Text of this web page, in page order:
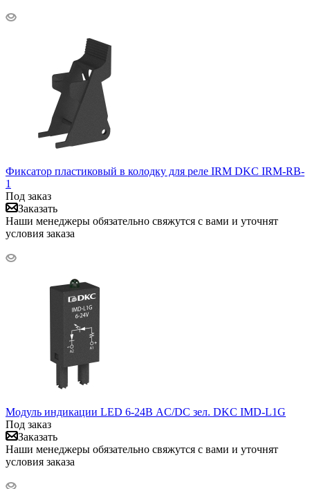
Фиксатор пластиковый в колодку для реле IRM DKC IRM-RB-
1
Под заказ
Заказать
Наши менеджеры обязательно свяжутся с вами и уточнят
условия заказа
Модуль индикации LED 6-24В AC/DC зел. DKC IMD-L1G
Под заказ
Заказать
Наши менеджеры обязательно свяжутся с вами и уточнят
условия заказа